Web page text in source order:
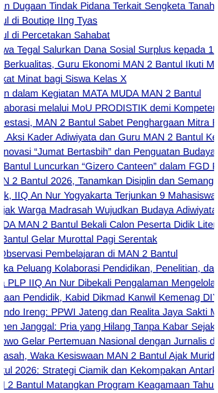
Tindak Pidana Terkait Sengketa Tanah ke
Boutiqe IIng Tyas
Percetakan Sahabat
Salurkan Dana Sosial Surplus kepada 160
Guru Ekonomi MAN 2 Bantul Ikuti
bagi Siswa Kelas X
Kegiatan MATA MUDA MAN 2 Bantul
melalui MoU PRODISTIK demi Kompetensi
MAN 2 Bantul Sabet Penghargaan Mitra
Kader Adiwiyata dan Guru MAN 2 Bantul
“Jumat Bertasbih” dan Penguatan Budaya
Luncurkan “Gizero Canteen” dalam FGD
2026, Tanamkan Disiplin dan Semangat
An Nur Yogyakarta Terjunkan 9 Mahasiswa
Madrasah Wujudkan Budaya Adiwiyata
2 Bantul Bekali Calon Peserta Didik
Gelar Murottal Pagi Serentak
Pembelajaran di MAN 2 Bantul
Kolaborasi Pendidikan, Penelitian, dan
IIQ An Nur Dibekali Pengalaman Mengelola
Pendidik, Kabid Dikmad Kanwil Kemenag DIY
Ireng: PPWI Jateng dan Realita Jaya Sakti
Pria yang Hilang Tanpa Kabar Sejak
Gelar Pertemuan Nasional dengan Jurnalis
Waka Kesiswaan MAN 2 Bantul Ajak Murid
Strategi Ciamik dan Kekompakan Antarkan
Matangkan Program Keagamaan Tahun